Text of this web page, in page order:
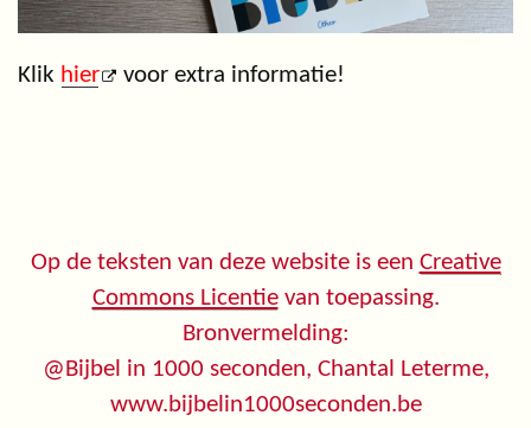
Klik hier voor extra informatie!
Op de teksten van deze website is een Creative
Commons Licentievan toepassing.
Bronvermelding:
@Bijbel in 1000 seconden, Chantal Leterme,
www.bijbelin1000seconden.be